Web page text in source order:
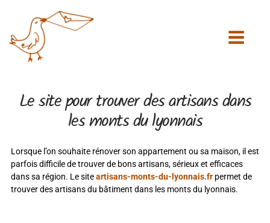
contenu
Le site pour trouver des artisans dans
les monts du lyonnais
Lorsque l’on souhaite rénover son appartement ou sa maison, il est
parfois difficile de trouver de bons artisans, sérieux et efficaces
dans sa région. Le siteartisans-monts-du-lyonnais.frpermet de
trouver des artisans du bâtiment dans les monts du lyonnais.